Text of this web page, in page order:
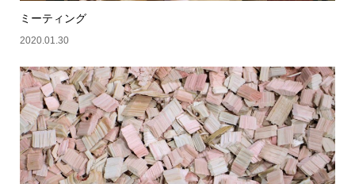
ミーティング
2020.01.30